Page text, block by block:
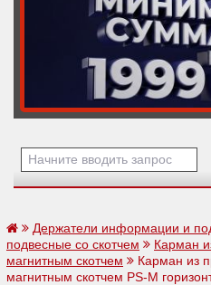
Держатели информации и
подвесные со скотчем
Карман
магнитным скотчем
Карман из
магнитным скотчем PS-M